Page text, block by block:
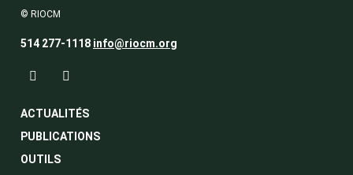
© RIOCM
514 277-1118 info@riocm.org
ACTUALITÉS
PUBLICATIONS
OUTILS